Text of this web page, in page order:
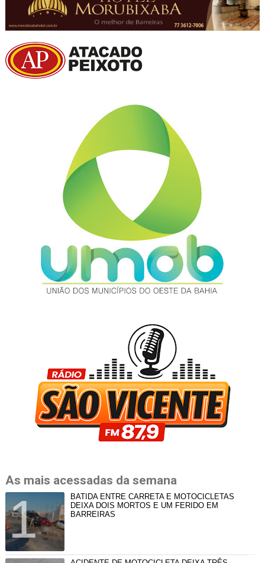
As mais acessadas da semana
BATIDA ENTRE CARRETA E MOTOCICLETAS
DEIXA DOIS MORTOS E UM FERIDO EM
BARREIRAS